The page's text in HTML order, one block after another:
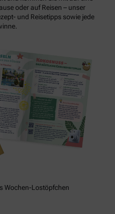
oder auf Reisen – unser
und Reisetipps sowie jede
Wochen-Lostöpfchen